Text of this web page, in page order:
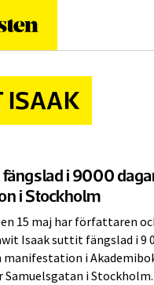
ISAAK
i 9000
i Stockholm
15 maj har författaren
Isaak suttit fängslad i 9
manifestation i
Samuelsgatan i Stockholm.